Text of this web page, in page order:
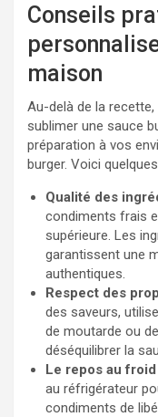
Conseils
maison
Au-delà de la
sublimer une sauce
préparation à vos
burger. Voici
Qualité des
condiments frais
supérieure. Les
garantissent une
authentiques.
Respect des
des saveurs,
de moutarde ou
déséquilibrer la
Le repos au froid
au réfrigérateur
condiments de